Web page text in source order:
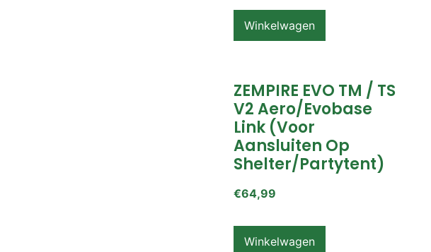
Winkelwagen
ZEMPIRE EVO TM / TS
V2 Aero/Evobase
Link (voor
Aansluiten Op
Shelter/partytent)
€64,99
Winkelwagen